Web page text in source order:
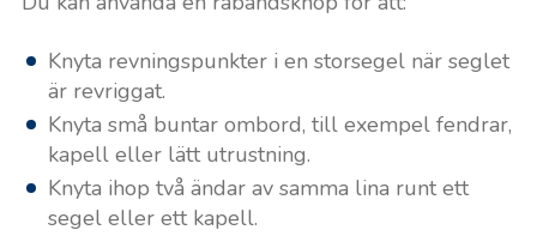
Knyta revningspunkter i en storsegel när seglet
är revriggat.
Knyta små buntar ombord, till exempel fendrar,
kapell eller lätt utrustning.
Knyta ihop två ändar av samma lina runt ett
segel eller ett kapell.